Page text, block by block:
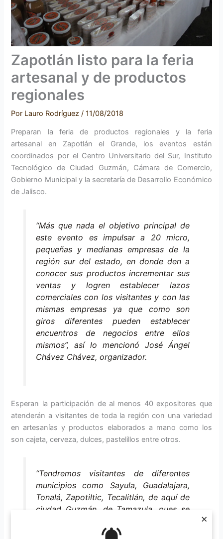
×
Zapotlán listo para la feria
artesanal y de productos
regionales
Por Lauro Rodríguez/11/08/2018
Preparan la feria de productos regionales y la feria
artesanal en Zapotlán el Grande, los eventos están
coordinados por el Centro Universitario del Sur, Instituto
Tecnológico de Ciudad Guzmán, Cámara de Comercio,
Gobierno Municipal y la secretaría de Desarrollo Económico
de Jalisco.
“Más que nada el objetivo principal de
este evento es impulsar a 20 micro,
pequeñas y medianas empresas de la
región sur del estado, en donde den a
conocer sus productos incrementar sus
ventas y logren establecer lazos
comerciales con los visitantes y con las
mismas empresas ya que como son
giros diferentes pueden establecer
encuentros de negocios entre ellos
mismos”, así lo mencionó José Ángel
Chávez Chávez, organizador.
Esperan la participación de al menos 40 expositores que
atenderán a visitantes de toda la región con una variedad
en artesanías y productos elaborados a mano como los
son cajeta, cerveza, dulces, pastelillos entre otros.
“Tendremos visitantes de diferentes
municipios como Sayula, Guadalajara,
Tonalá, Zapotiltic, Tecalitlán, de aquí de
ciudad Guzmán, de Tamazula, pues se
comerciales directamente, sin